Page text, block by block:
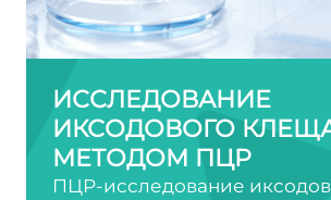
ИССЛЕДОВАНИЕ
ИКСОДОВОГО
МЕТОДОМ ПЦР
ПЦР-исследование